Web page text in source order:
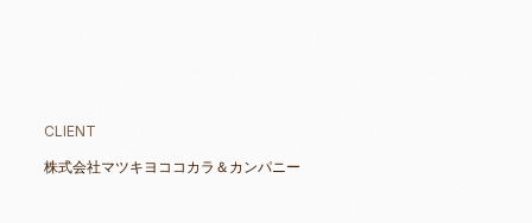
CLIENT
株式会社マツキヨココカラ＆カンパニー